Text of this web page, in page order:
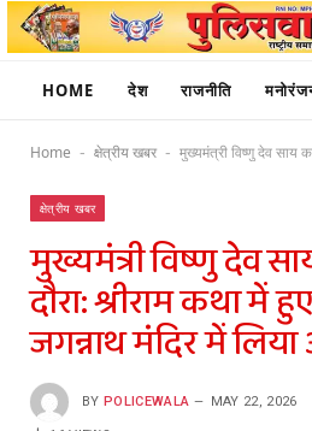
HOME देश राजनीति
Home - क्षेत्रीय खबर - मुख्यमंत्री विष्णु देव साय का चिरमिरी
क्षेत्रीय खबर
मुख्यमंत्री विष्णु देव
दौरा: श्रीराम कथा में
जगन्नाथ मंदिर में
BY POLICEWALA MAY 22, 2026